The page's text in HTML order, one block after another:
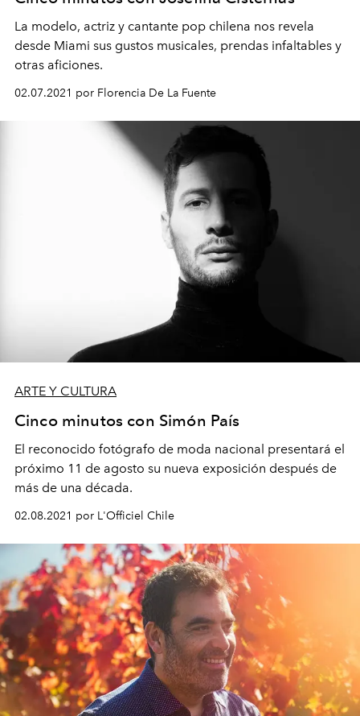
La modelo, actriz y cantante pop chilena nos revela
desde Miami sus gustos musicales, prendas infaltables y
otras aficiones.
02.07.2021 por Florencia De La Fuente
ARTE Y CULTURA
Cinco minutos con Simón País
El reconocido fotógrafo de moda nacional presentará el
próximo 11 de agosto su nueva exposición después de
más de una década.
02.08.2021 por L'Officiel Chile